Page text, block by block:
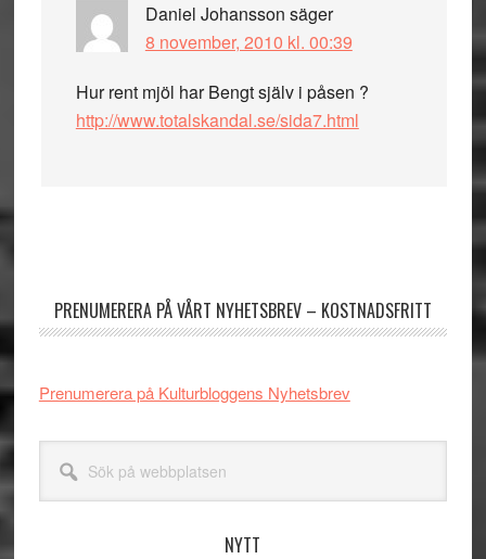
Daniel Johansson säger
8 november, 2010 kl. 00:39
Hur rent mjöl har Bengt själv i påsen ?
http://www.totalskandal.se/sida7.html
PRENUMERERA PÅ VÅRT NYHETSBREV – KOSTNADSFRITT
Prenumerera på Kulturbloggens Nyhetsbrev
webbplatsen
NYTT